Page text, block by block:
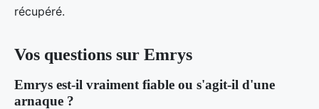
récupéré.
Vos questions sur Emrys
Emrys est-il vraiment fiable ou s'agit-il d'une
arnaque ?